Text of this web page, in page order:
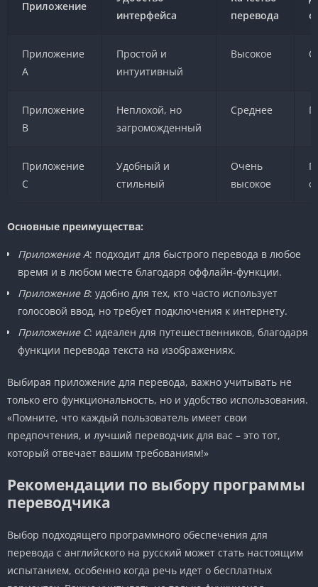
Приложение
интерфейса
перевода
Приложение
A
Простой и
интуитивный
Высокое
Приложение
B
Неплохой, но
загроможденный
Среднее
Приложение
C
Удобный и
стильный
Очень
высокое
Основные преимущества:
Приложение A: подходит для быстрого перевода в любое
время и в любом месте благодаря оффлайн-функции.
Приложение B: удобно для тех, кто часто использует
голосовой ввод, но требует подключения к интернету.
Приложение C: идеален для путешественников, благодаря
функции перевода текста на изображениях.
Выбирая приложение для перевода, важно учитывать не
только его функциональность, но и удобство использования.
«Помните, что каждый пользователь имеет свои
предпочтения, и лучший переводчик для вас – это тот,
который отвечает вашим требованиям!»
Рекомендации по выбору программы
переводчика
Выбор подходящего программного обеспечения для
перевода с английского на русский может стать настоящим
испытанием, особенно когда речь идет о бесплатных